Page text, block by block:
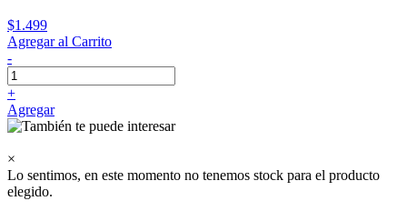
$1.499
Agregar al Carrito
-
+
Agregar
×
Lo sentimos, en este momento no tenemos stock para el producto
elegido.